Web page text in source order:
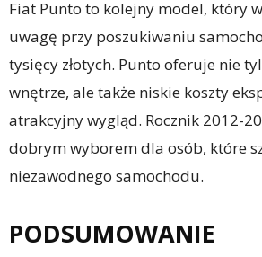
Fiat Punto to kolejny model, który
uwagę przy poszukiwaniu
tysięcy złotych. Punto oferuje nie
wnętrze, ale także niskie koszty
atrakcyjny wygląd. Rocznik 2012-
dobrym wyborem dla osób, które
niezawodnego samochodu.
PODSUMOWANIE